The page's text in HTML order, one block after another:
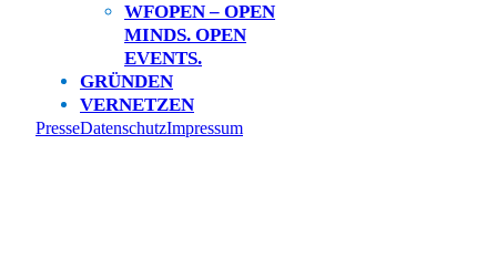
WFOPEN – OPEN
MINDS. OPEN
EVENTS.
GRÜNDEN
VERNETZEN
PresseDatenschutzImpressum